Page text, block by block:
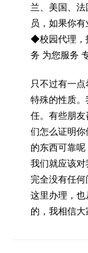
兰、美国、
员，如果你
◆校园代理，
务 为您服务
只不过有一
特殊的性质
任。有些朋友
们怎么证明你
的东西可靠呢
我们就应该
完全没有任
这里办理，
的，我相信